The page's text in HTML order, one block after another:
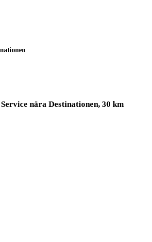
nära Destinationen, 30 km